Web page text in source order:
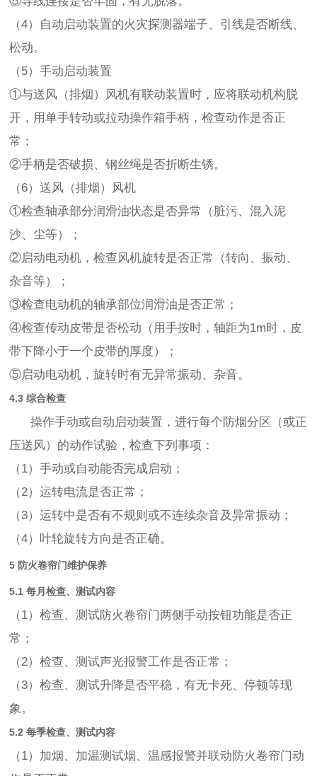
（4）自动启动装置的火灾探测器端子、引线是否断线、
松动。
（5）手动启动装置
①与送风（排烟）风机有联动装置时，应将联动机构脱
开，用单手转动或拉动操作箱手柄，检查动作是否正
常；
②手柄是否破损、钢丝绳是否折断生锈。
（6）送风（排烟）风机
①检查轴承部分润滑油状态是否异常（脏污、混入泥
沙、尘等）；
②启动电动机，检查风机旋转是否正常（转向、振动、
杂音等）；
③检查电动机的轴承部位润滑油是否正常；
④检查传动皮带是否松动（用手按时，轴距为1m时，皮
带下降小于一个皮带的厚度）；
⑤启动电动机，旋转时有无异常振动、杂音。
4.3 综合检查
操作手动或自动启动装置，进行每个防烟分区（或正
压送风）的动作试验，检查下列事项：
（1）手动或自动能否完成启动；
（2）运转电流是否正常；
（3）运转中是否有不规则或不连续杂音及异常振动；
（4）叶轮旋转方向是否正确。
5 防火卷帘门维护保养
5.1 每月检查、测试内容
（1）检查、测试防火卷帘门两侧手动按钮功能是否正
常；
（2）检查、测试声光报警工作是否正常；
（3）检查、测试升降是否平稳，有无卡死、停顿等现
象。
5.2 每季检查、测试内容
（1）加烟、加温测试烟、温感报警并联动防火卷帘门动